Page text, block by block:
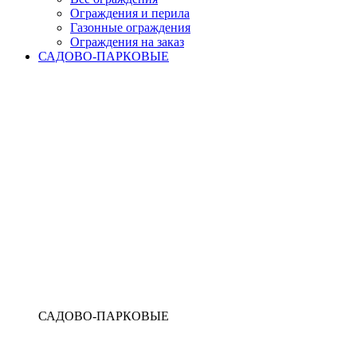
Ограждения и перила
Газонные ограждения
Ограждения на заказ
САДОВО-ПАРКОВЫЕ
САДОВО-ПАРКОВЫЕ